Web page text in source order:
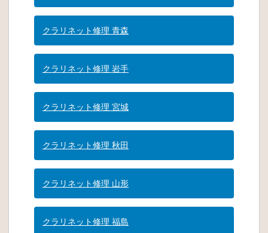
クラリネット修理 青森
クラリネット修理 岩手
クラリネット修理 宮城
クラリネット修理 秋田
クラリネット修理 山形
クラリネット修理 福島